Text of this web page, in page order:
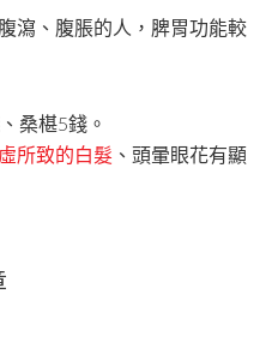
瀉、腹脹的人，脾胃功能較
桑椹5錢。
所致的白髮 、頭暈眼花有顯